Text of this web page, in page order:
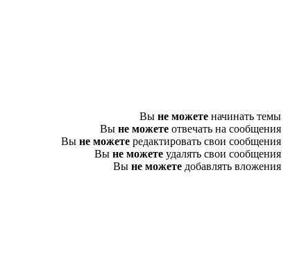
Вы не можете начинать темы
Вы не можете отвечать на сообщения
Вы не можете редактировать свои сообщения
Вы не можете удалять свои сообщения
Вы не можете добавлять вложения